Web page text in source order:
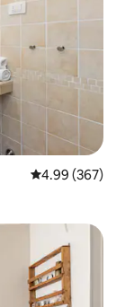
Calificación
4.99 (367)